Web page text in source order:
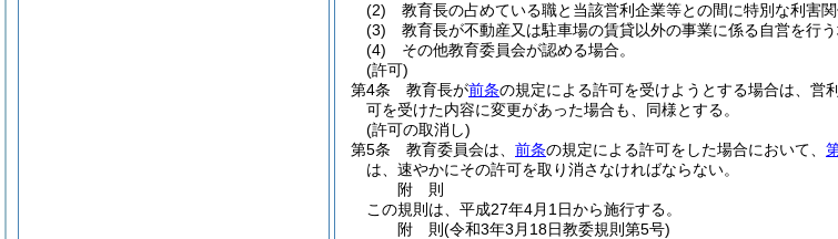
(2)
教育長の占めている職と当該営利企業等との間に特別な利害
(3)
教育長が不動産又は駐車場の賃貸以外の事業に係る自営を行
(4)
その他教育委員会が認める場合。
(許可)
第4条
教育長が前条の規定による許可を受けようとする場合は、営
可を受けた内容に変更があった場合も、同様とする。
(許可の取消し)
第5条
教育委員会は、 前条の規定による許可をした場合において、
は、速やかにその許可を取り消さなければならない。
附 則
この規則は、平成27年4月1日から施行する。
附 則(令和3年3月18日教委規則第5号)